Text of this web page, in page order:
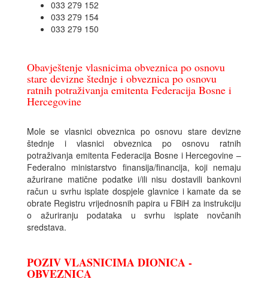
033 279 152
033 279 154
033 279 150
Obavještenje vlasnicima obveznica po osnovu
stare devizne štednje i obveznica po osnovu
ratnih potraživanja emitenta Federacija Bosne i
Hercegovine
Mole se vlasnici obveznica po osnovu stare devizne
štednje i vlasnici obveznica po osnovu ratnih
potraživanja emitenta Federacija Bosne i Hercegovine –
Federalno ministarstvo finansija/financija, koji nemaju
ažurirane matične podatke i/ili nisu dostavili bankovni
račun u svrhu isplate dospjele glavnice i kamate da se
obrate Registru vrijednosnih papira u FBiH za instrukciju
o ažuriranju podataka u svrhu isplate novčanih
sredstava.
POZIV VLASNICIMA DIONICA -
OBVEZNICA